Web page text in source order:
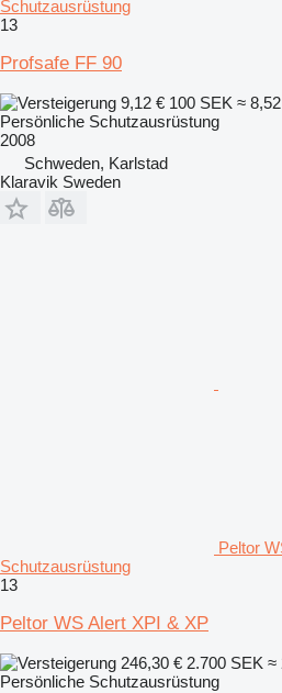
Schutzausrüstung
13
Profsafe FF 90
9,12 € 100 SEK ≈
Persönliche Schutzausrüstung
2008
Schweden, Karlstad
Klaravik Sweden
Peltor
Schutzausrüstung
13
Peltor WS Alert XPI & XP
246,30 € 2.700 SEK ≈
Persönliche Schutzausrüstung